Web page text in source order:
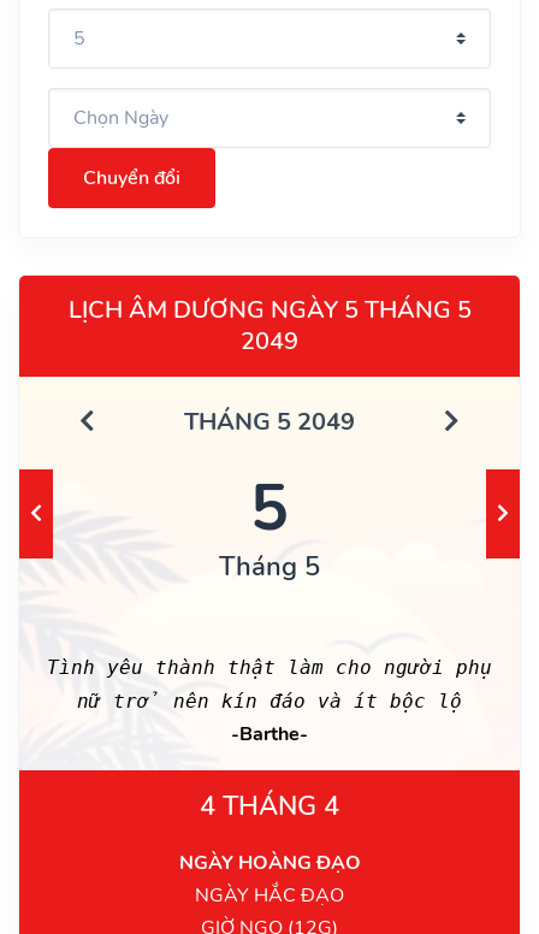
Chuyển đổi
LỊCH ÂM DƯƠNG NGÀY 5 THÁNG 5
2049
THÁNG 5 2049
5
Tháng 5
Tình yêu thành thật làm cho người phụ
nữ trở nên kín đáo và ít bộc lộ
-Barthe-
4 THÁNG 4
NGÀY HOÀNG ĐẠO
NGÀY HẮC ĐẠO
GIỜ NGỌ (12G)